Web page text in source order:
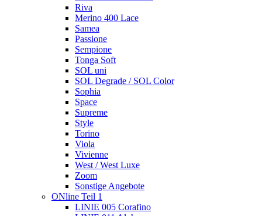
Riva
Merino 400 Lace
Samea
Passione
Sempione
Tonga Soft
SOL uni
SOL Degrade / SOL Color
Sophia
Space
Supreme
Style
Torino
Viola
Vivienne
West / West Luxe
Zoom
Sonstige Angebote
ONline Teil 1
LINIE 005 Corafino